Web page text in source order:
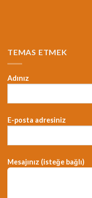
TEMAS ETMEK
Adınız
E-posta adresiniz
Mesajınız (isteğe bağlı)